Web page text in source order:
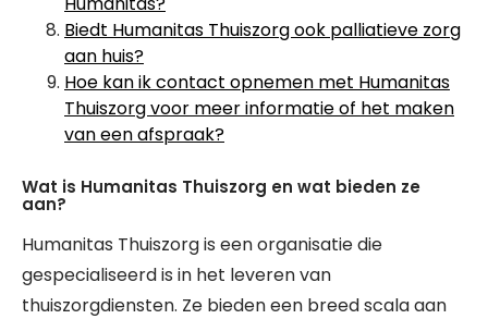
Biedt Humanitas Thuiszorg ook palliatieve zorg
aan huis?
Hoe kan ik contact opnemen met Humanitas
Thuiszorg voor meer informatie of het maken
van een afspraak?
Wat is Humanitas Thuiszorg en wat bieden ze
aan?
Humanitas Thuiszorg is een organisatie die
gespecialiseerd is in het leveren van
thuiszorgdiensten. Ze bieden een breed scala aan